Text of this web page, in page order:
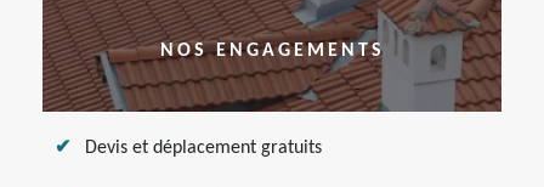
NOS ENGAGEMENTS
Devis et déplacement gratuits